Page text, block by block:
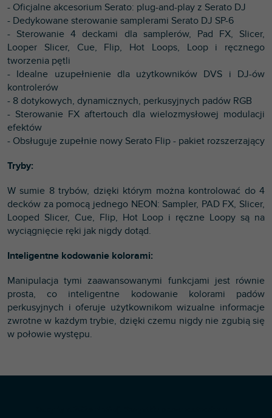
- Oficjalne akcesorium Serato: plug-and-play z Serato DJ
- Dedykowane sterowanie samplerami Serato DJ SP-6
- Sterowanie 4 deckami dla samplerów, Pad FX, Slicer,
Looper Slicer, Cue, Flip, Hot Loops, Loop i ręcznego
tworzenia pętli
- Idealne uzupełnienie dla użytkowników DVS i DJ-ów
kontrolerów
- 8 dotykowych, dynamicznych, perkusyjnych padów RGB
- Sterowanie FX aftertouch dla wielozmysłowej modulacji
efektów
- Obsługuje zupełnie nowy Serato Flip - pakiet rozszerzający
Tryby:
W sumie 8 trybów, dzięki którym można kontrolować do 4
decków za pomocą jednego NEON: Sampler, PAD FX, Slicer,
Looped Slicer, Cue, Flip, Hot Loop i ręczne Loopy są na
wyciągnięcie ręki jak nigdy dotąd.
Inteligentne kodowanie kolorami:
Manipulacja tymi zaawansowanymi funkcjami jest równie
prosta, co inteligentne kodowanie kolorami padów
perkusyjnych i oferuje użytkownikom wizualne informacje
zwrotne w każdym trybie, dzięki czemu nigdy nie zgubią się
w połowie występu.